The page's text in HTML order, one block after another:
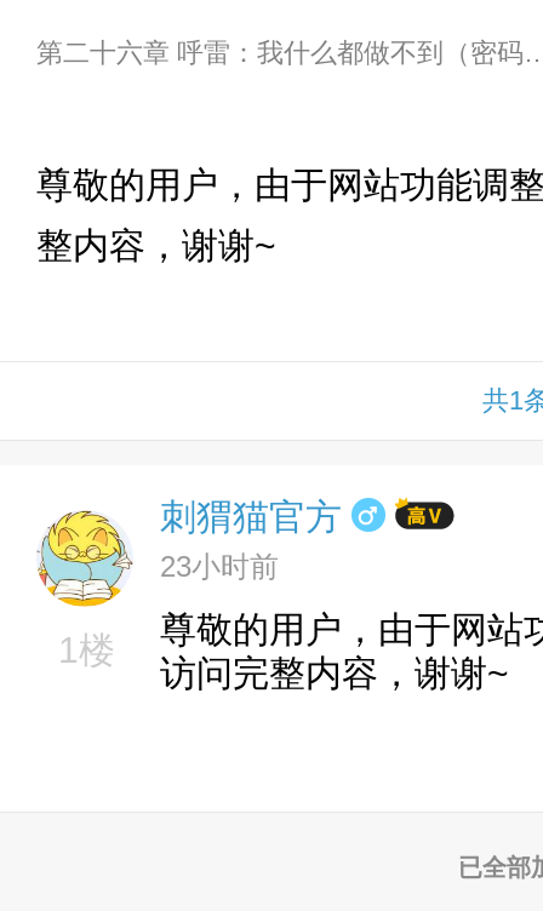
第二十六章 呼雷：我什
尊敬的用户，由于网站功能调
整内容，谢谢~
共1
1楼
刺猬猫官方
23小时前
尊敬的用户，由于网站
访问完整内容，谢谢~
已全部